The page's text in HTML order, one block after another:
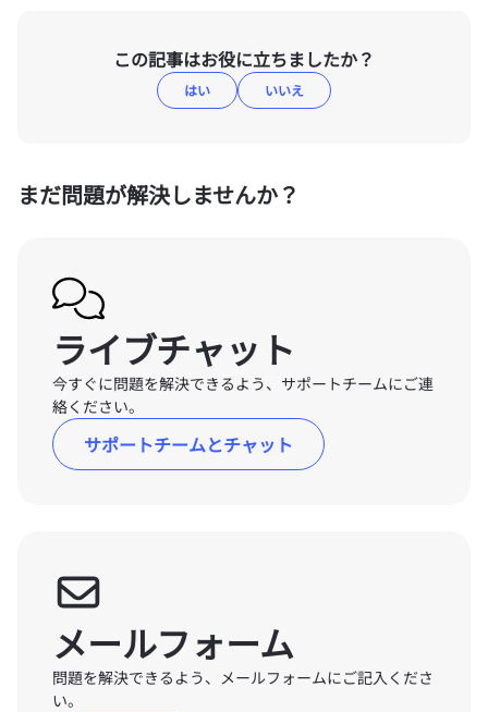
この記事はお役に立ちましたか？
はい いいえ
まだ問題が解決しませんか？
ライブチャット
今すぐに問題を解決できるよう、サポートチームにご連
絡ください。
サポートチームとチャット
メールフォーム
問題を解決できるよう、メールフォームにご記入くださ
い。